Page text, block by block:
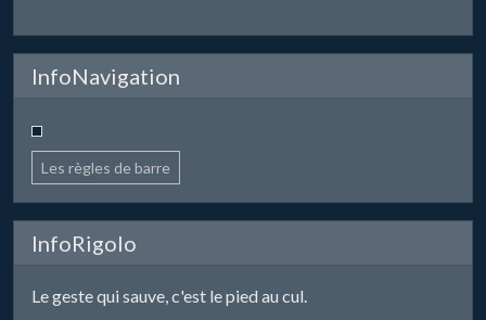
InfoNavigation
Les règles de barre
InfoRigolo
Le geste qui sauve, c'est le pied au cul.